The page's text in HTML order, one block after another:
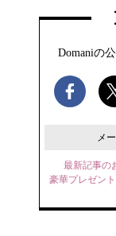
Domaniの
メ
最新記事の
豪華プレゼン